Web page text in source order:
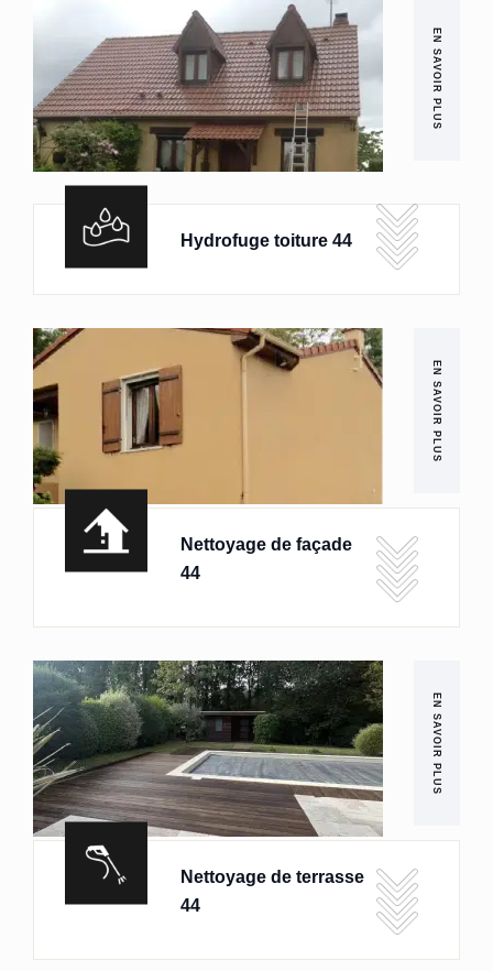
EN SAVOIR PLUS
Hydrofuge toiture 44
EN SAVOIR PLUS
Nettoyage de façade
44
EN SAVOIR PLUS
Nettoyage de terrasse
44